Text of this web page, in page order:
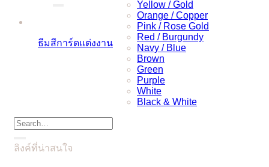
ธีมสีการ์ดแต่งงาน
Yellow / Gold
Orange / Copper
Pink / Rose Gold
Red / Burgundy
Navy / Blue
Brown
Green
Purple
White
Black & White
Search
for:
ลิงค์ที่น่าสนใจ